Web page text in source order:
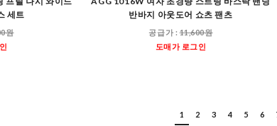
세트
원
반바지 아웃도어 쇼츠 팬츠
공급가 :11,600원
도매가 로그인
1 2 3 4 5 6